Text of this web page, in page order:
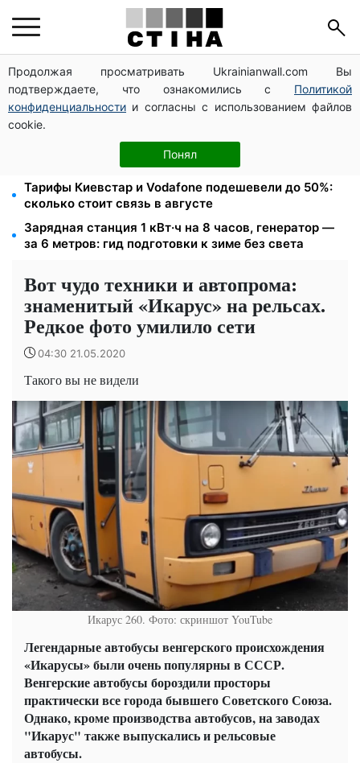
Продолжая просматривать Ukrainianwall.com Вы
подтверждаете, что ознакомились с Политикой
конфиденциальности и согласны с использованием файлов
cookie.
Понял
Пенсии в августе: доплаты 300, 456, 570 грн по
возрасту и деньги ветеранам ко Дню
Независимости
Тариф на воду взлетит до 124,89 грн за куб:
водоканалы готовят двойное повышение с
Тарифы Киевстар и Vodafone подешевели до 50%:
сколько стоит связь в августе
Зарядная станция 1 кВт·ч на 8 часов, генератор —
за 6 метров: гид подготовки к зиме без света
Вот чудо техники и автопрома:
знаменитый «Икарус» на рельсах.
Редкое фото умилило сети
04:30 21.05.2020
Такого вы не видели
Икарус 260. Фото: скриншот YouTube
Легендарные автобусы венгерского происхождения
«Икарусы» были очень популярны в СССР.
Венгерские автобусы бороздили просторы
практически все города бывшего Советского Союза.
Однако, кроме производства автобусов, на заводах
"Икарус" также выпускались и рельсовые
автобусы.